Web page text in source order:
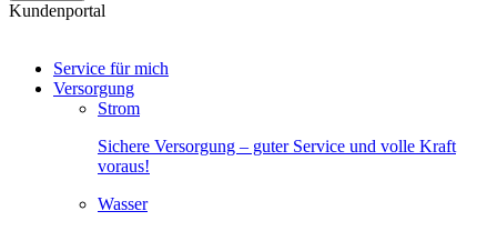
Kundenportal
Service für mich
Versorgung
Strom
Sichere Versorgung – guter Service und volle Kraft
voraus!
Wasser